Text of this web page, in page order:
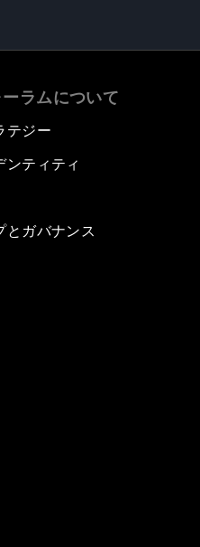
ラムについて
テジー
ンティティ
とガバナンス